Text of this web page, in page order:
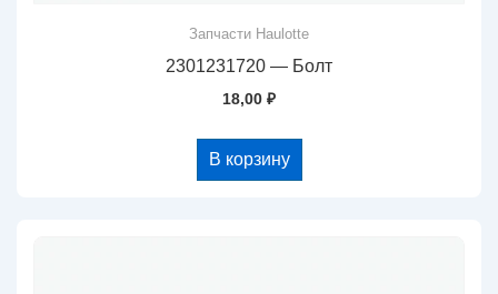
Запчасти Haulotte
2301231720 — Болт
18,00 ₽
В корзину